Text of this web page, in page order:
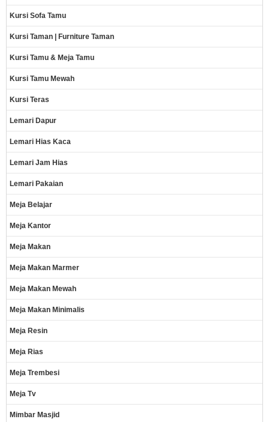
Kursi Sofa Tamu
Kursi Taman | Furniture Taman
Kursi Tamu & Meja Tamu
Kursi Tamu Mewah
Kursi Teras
Lemari Dapur
Lemari Hias Kaca
Lemari Jam Hias
Lemari Pakaian
Meja Belajar
Meja Kantor
Meja Makan
Meja Makan Marmer
Meja Makan Mewah
Meja Makan Minimalis
Meja Resin
Meja Rias
Meja Trembesi
Meja Tv
Mimbar Masjid